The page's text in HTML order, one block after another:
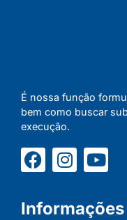
É nossa função
bem como buscar
execução.
Informações